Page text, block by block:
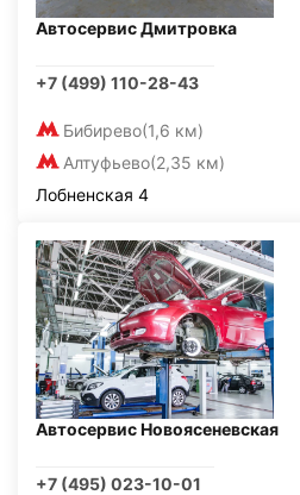
Автосервис Дмитровка
+7 (499) 110-28-43
Бибирево(1,6 км)
Алтуфьево(2,35 км)
Лобненская 4
Автосервис Новоясеневская
+7 (495) 023-10-01